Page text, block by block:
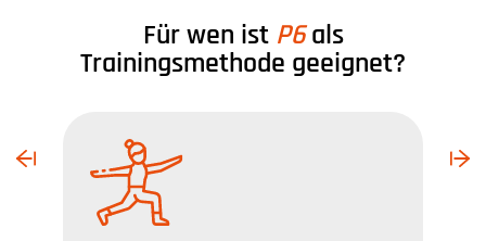
Für wen ist P6 als
Trainingsmethode geeignet?